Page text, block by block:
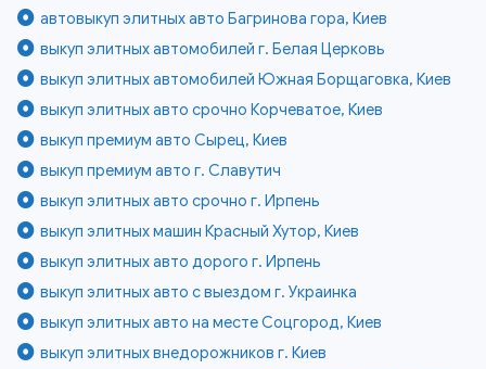
автовыкуп элитных авто Багринова гора, Киев
выкуп элитных автомобилей г. Белая Церковь
выкуп элитных автомобилей Южная Борщаговка, Киев
выкуп элитных авто срочно Корчеватое, Киев
выкуп премиум авто Сырец, Киев
выкуп премиум авто г. Славутич
выкуп элитных авто срочно г. Ирпень
выкуп элитных машин Красный Хутор, Киев
выкуп элитных авто дорого г. Ирпень
выкуп элитных авто с выездом г. Украинка
выкуп элитных авто на месте Соцгород, Киев
выкуп элитных внедорожников г. Киев